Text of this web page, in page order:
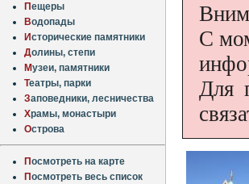
Пещеры
Водопады
Исторические памятники
Долины, степи
Музеи, памятники
Театры, парки
Заповедники, лесничества
Храмы, монастыри
Острова
Посмотреть на карте
Посмотреть весь список
С
Для